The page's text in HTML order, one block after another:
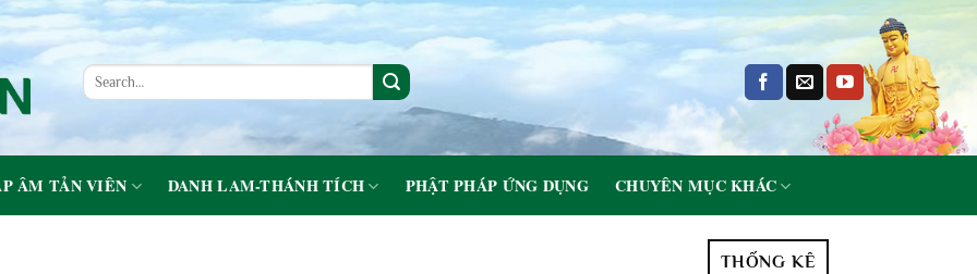
ÂM TẢN VIÊN DANH LAM-THÁNH TÍCH PHẬT PHÁP ỨNG DỤNG CHUYÊN MỤC KHÁC
THỐNG KÊ